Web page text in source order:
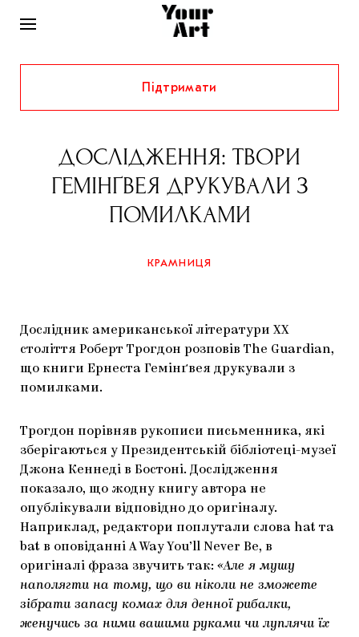
НОВИНИ
ІНТЕРВ’Ю
ХУДОЖНИКИ
КУРАТОРИ
РІДНИЙ КРАЙ
ФЕСТИВАЛІ
КОЛЕКЦІЇ
СТАТТІ
КОНСПЕКТИ
КНИЖКИ І ЖУРНАЛИ
ЗАПАЛЕННЯ
ЯК ПІДТРИМУВАТИ УКРАЇНСЬКЕ МИСТЕЦТВО
CARPATHIAN CULT ПРО РІЗДВЯНІ СВЯТА
КРАМНИЦЯ
Підтримати
ДОСЛІДЖЕННЯ: ТВОРИ
ГЕМІНҐВЕЯ ДРУКУВАЛИ З
ПОМИЛКАМИ
КРАМНИЦЯ
Дослідник американської літератури XX
століття Роберт Трогдон розповів The Guardian,
що книги Ернеста Гемінґвея друкували з
помилками.
Трогдон порівняв рукописи письменника, які
зберігаються у Президентській бібліотеці-музеї
Джона Кеннеді в Бостоні. Дослідження
показало, що жодну книгу автора не
опублікували відповідно до оригіналу.
Наприклад, редактори поплутали слова hat та
bat в оповіданні A Way You’ll Never Be, в
оригіналі фраза звучить так: «Але я мушу
наполягти на тому, що ви ніколи не зможете
зібрати запасу комах для денної рибалки,
женучись за ними вашими руками чи луплячи їх